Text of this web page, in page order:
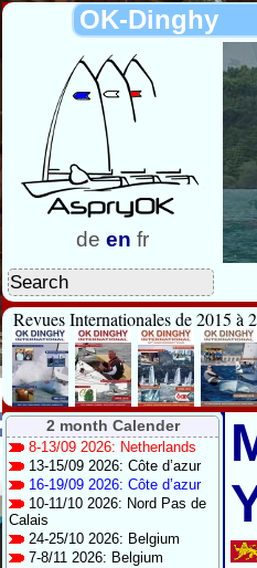
OK-Dinghy
de en fr
Revues Internationales de 2015 à
2 month Calender
8-13/09 2026: Netherlands
13-15/09 2026: Côte d’azur
16-19/09 2026: Côte d’azur
10-11/10 2026: Nord Pas de
Calais
24-25/10 2026: Belgium
7-8/11 2026: Belgium